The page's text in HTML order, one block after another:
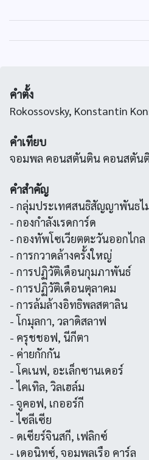
คำตั้ง
Rokossovsky, Konstantin
คำเทียบ
จอมพล คอนสตันติน คอนสตัน
คำสำคัญ
- กลุ่มประเทศสนธิสัญญาพันธไ
- กองกำลังเรดการ์ด
- กองทัพโซเวียตตะวันออกไกล
- การกวาดล้างครั้งใหญ่
- การปฏิวัติเดือนกุมภาพันธ์
- การปฏิวัติเดือนตุลาคม
- การล้มล้างอิทธิพลสตาลิน
- โกมุลกา, วลาดิสลาฟ
- ครุชชอฟ, นีกีตา
- ค่ายกักกัน
- โคเนฟ, อะเล็กซานเดอร์
- ไคเทิล, วิลเฮล์ม
- จูคอฟ, เกออร์กี
- ไซลีเซีย
- ดเซียร์จินสกี, เฟลิกซ์
- เดอนิทซ์, จอมพลเรือ คาร์ล